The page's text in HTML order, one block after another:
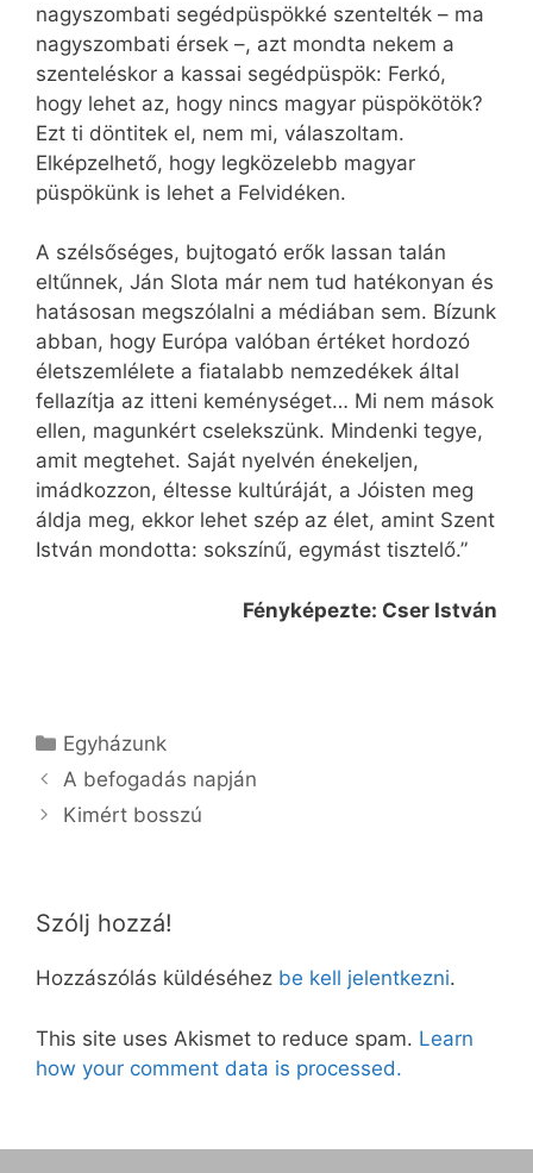
nagyszombati segédpüspökké szentelték – ma
nagyszombati érsek –, azt mondta nekem a
szenteléskor a kassai segédpüspök: Ferkó,
hogy lehet az, hogy nincs magyar püspökötök?
Ezt ti döntitek el, nem mi, válaszoltam.
Elképzelhető, hogy legközelebb magyar
püspökünk is lehet a Felvidéken.
A szélsőséges, bujtogató erők lassan talán
eltűnnek, Ján Slota már nem tud hatékonyan és
hatásosan megszólalni a médiában sem. Bízunk
abban, hogy Európa valóban értéket hordozó
életszemlélete a fiatalabb nemzedékek által
fellazítja az itteni keménységet… Mi nem mások
ellen, magunkért cselekszünk. Mindenki tegye,
amit megtehet. Saját nyelvén énekeljen,
imádkozzon, éltesse kultúráját, a Jóisten meg
áldja meg, ekkor lehet szép az élet, amint Szent
István mondotta: sokszínű, egymást tisztelő.”
Fényképezte: Cser István
Kategória
Egyházunk
A befogadás napján
Kimért bosszú
Szólj hozzá!
Hozzászólás küldéséhez be kell jelentkezni.
This site uses Akismet to reduce spam. Learn
how your comment data is processed.